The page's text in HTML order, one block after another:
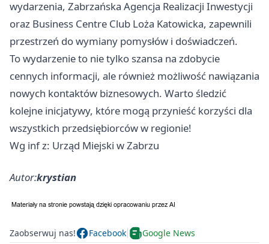
wydarzenia, Zabrzańska Agencja Realizacji Inwestycji
oraz Business Centre Club Loża Katowicka, zapewnili
przestrzeń do wymiany pomysłów i doświadczeń.
To wydarzenie to nie tylko szansa na zdobycie
cennych informacji, ale również możliwość nawiązania
nowych kontaktów biznesowych. Warto śledzić
kolejne inicjatywy, które mogą przynieść korzyści dla
wszystkich przedsiębiorców w regionie!
Wg inf z: Urząd Miejski w Zabrzu
Autor:krystian
Zaobserwuj nas! Facebook Google News